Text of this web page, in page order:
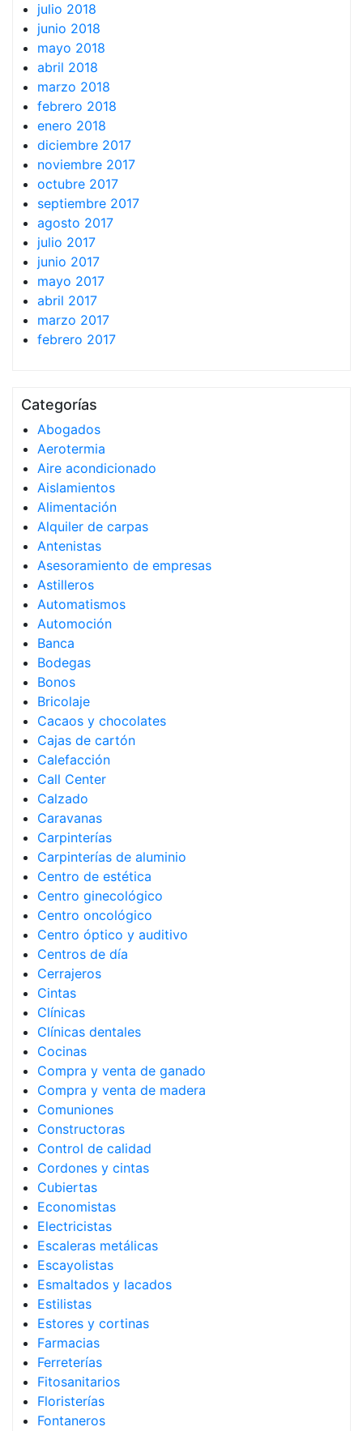
julio 2018
junio 2018
mayo 2018
abril 2018
marzo 2018
febrero 2018
enero 2018
diciembre 2017
noviembre 2017
octubre 2017
septiembre 2017
agosto 2017
julio 2017
junio 2017
mayo 2017
abril 2017
marzo 2017
febrero 2017
Categorías
Abogados
Aerotermia
Aire acondicionado
Aislamientos
Alimentación
Alquiler de carpas
Antenistas
Asesoramiento de empresas
Astilleros
Automatismos
Automoción
Banca
Bodegas
Bonos
Bricolaje
Cacaos y chocolates
Cajas de cartón
Calefacción
Call Center
Calzado
Caravanas
Carpinterías
Carpinterías de aluminio
Centro de estética
Centro ginecológico
Centro oncológico
Centro óptico y auditivo
Centros de día
Cerrajeros
Cintas
Clínicas
Clínicas dentales
Cocinas
Compra y venta de ganado
Compra y venta de madera
Comuniones
Constructoras
Control de calidad
Cordones y cintas
Cubiertas
Economistas
Electricistas
Escaleras metálicas
Escayolistas
Esmaltados y lacados
Estilistas
Estores y cortinas
Farmacias
Ferreterías
Fitosanitarios
Floristerías
Fontaneros